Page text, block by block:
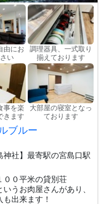
由にお
い
調理器具、一式取り
揃えております
事を楽
きます
大部屋の寝室となっ
ております
ブルー
社】最寄駅の宮島口駅
００平米の貸別荘
うお肉屋さんがあり、
出来ます！